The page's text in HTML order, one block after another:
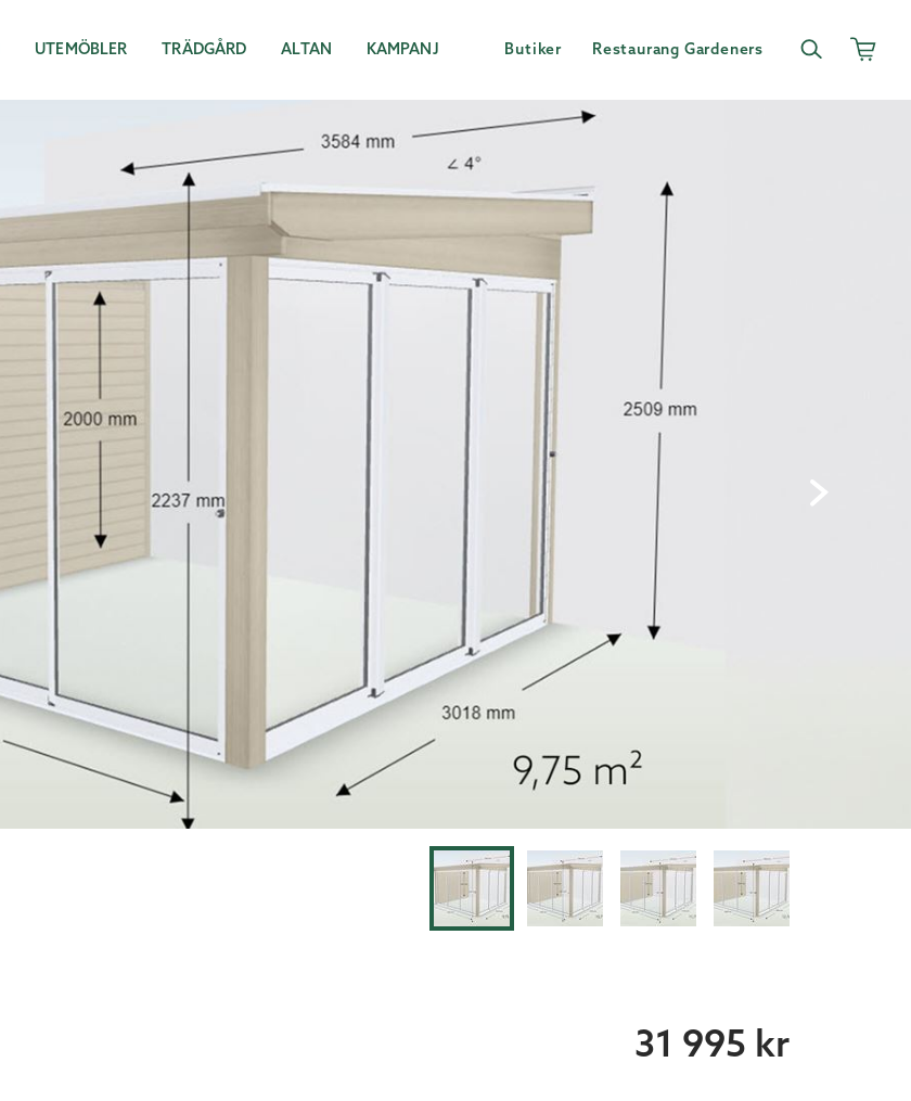
UTEMÖBLER TRÄDGÅRD ALTAN KAMPANJ Butiker Restaurang Gardeners
31 995 kr